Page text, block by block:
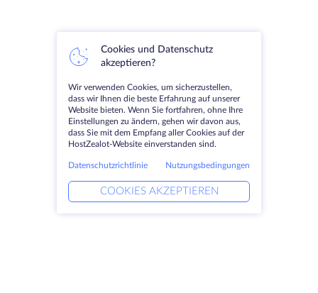
Cookies und Datenschutz
akzeptieren?
Wir verwenden Cookies, um sicherzustellen,
dass wir Ihnen die beste Erfahrung auf unserer
Website bieten. Wenn Sie fortfahren, ohne Ihre
Einstellungen zu ändern, gehen wir davon aus,
dass Sie mit dem Empfang aller Cookies auf der
HostZealot-Website einverstanden sind.
Datenschutzrichtlinie Nutzungsbedingungen
COOKIES AKZEPTIEREN